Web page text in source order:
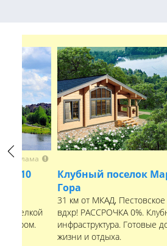
Previous
Реклама
от 10
отделкой
Клубный поселок
Гора
31 км от МКАД, Пестовское
вдхр! РАССРОЧКА 0%.
инфраструктура. Готовые
жизни и отдыха.